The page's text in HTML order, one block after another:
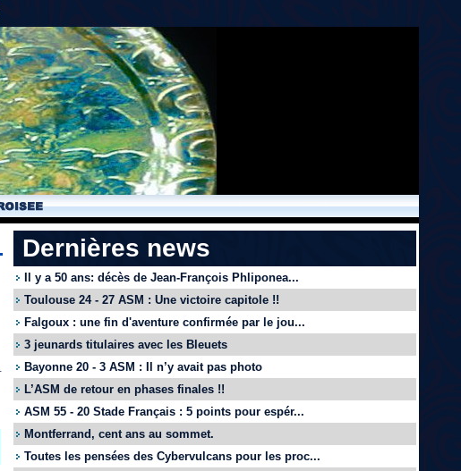
Dernières news
Il y a 50 ans: décès de Jean-François Phliponea...
Toulouse 24 - 27 ASM : Une victoire capitole !!
Falgoux : une fin d'aventure confirmée par le jou...
3 jeunards titulaires avec les Bleuets
Bayonne 20 - 3 ASM : Il n’y avait pas photo
L’ASM de retour en phases finales !!
ASM 55 - 20 Stade Français : 5 points pour espér...
Montferrand, cent ans au sommet.
Toutes les pensées des Cybervulcans pour les proc...